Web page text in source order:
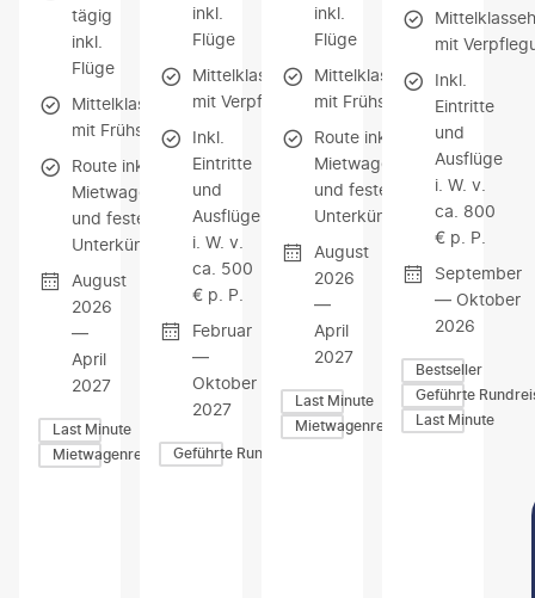
tägig
inkl.
Flüge
Mittelklassehotels
mit Frühstück
Route inkl.
Mietwagen
und festen
Unterkünften
August
2026
—
April
2027
Last Minute
Mietwagenreisen
inkl.
Flüge
Mittelklassehotels
mit Verpflegung
Inkl.
Eintritte
und
Ausflüge
i. W. v.
ca. 500
€ p. P.
Februar
—
Oktober
2027
Geführte Rundreisen
inkl.
Flüge
Mittelklassehotels
mit Frühstück
Route inkl.
Mietwagen
und festen
Unterkünften
August
2026
—
April
2027
Last Minute
Mietwagenreisen
mit
Inkl.
Eintritte
und
Ausflüge
i. W. v.
ca. 800
€ p. P.
September
— Oktober
2026
Bestseller
Geführte
Last Minute